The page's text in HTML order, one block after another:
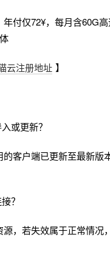
年付仅72¥，每月含60G
云注册地址 】
或更新？
客户端已更新至最新版
？
，若失效属于正常情况